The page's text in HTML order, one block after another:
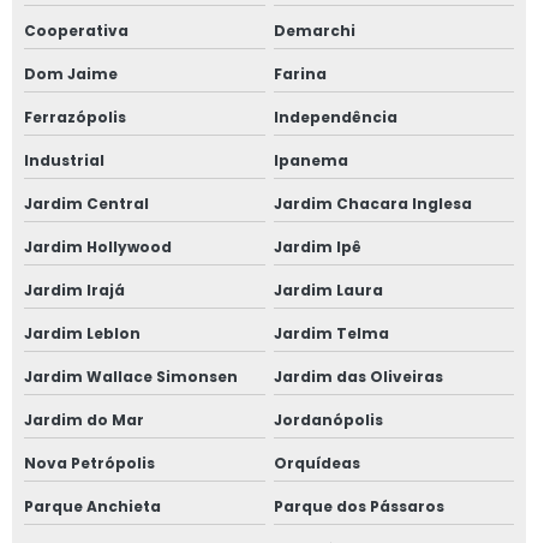
Cooperativa Demarchi
Dom Jaime Farina
Ferrazópolis Independência
Industrial Ipanema
Jardim Central Jardim Chacara Inglesa
Jardim Hollywood Jardim Ipê
Jardim Irajá Jardim Laura
Jardim Leblon Jardim Telma
Jardim Wallace Simonsen Jardim das Oliveiras
Jardim do Mar Jordanópolis
Nova Petrópolis Orquídeas
Parque Anchieta Parque dos Pássaros